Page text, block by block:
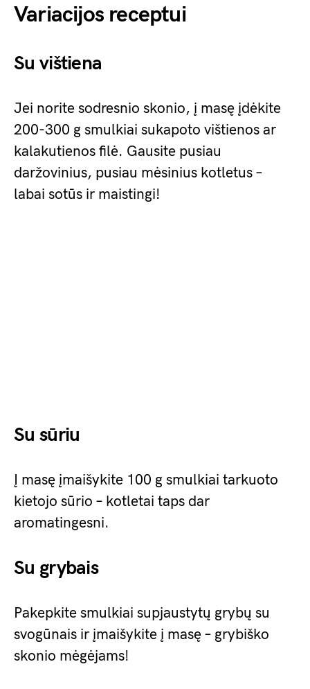
Variacijos receptui
Su vištiena
Jei norite sodresnio skonio, į masę įdėkite
200-300 g smulkiai sukapoto vištienos ar
kalakutienos filė. Gausite pusiau
daržovinius, pusiau mėsinius kotletus –
labai sotūs ir maistingi!
Su sūriu
Į masę įmaišykite 100 g smulkiai tarkuoto
kietojo sūrio – kotletai taps dar
aromatingesni.
Su grybais
Pakepkite smulkiai supjaustytų grybų su
svogūnais ir įmaišykite į masę – grybiško
skonio mėgėjams!